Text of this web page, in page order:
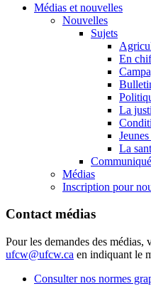
Médias et nouvelles
Nouvelles
Sujets
En
La
La
Médias
Inscription pour
Contact médias
Pour les demandes des
ufcw@ufcw.ca en indiquant le
Consulter nos normes